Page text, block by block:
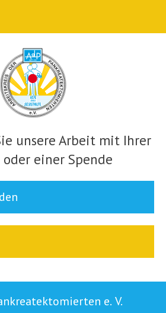
unsere Arbeit mit Ihrer
einer Spende
e. V.